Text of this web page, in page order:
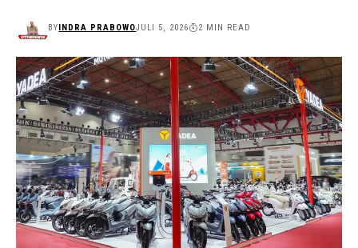
BYINDRA PRABOWOJULI 5, 2026 2 MIN READ